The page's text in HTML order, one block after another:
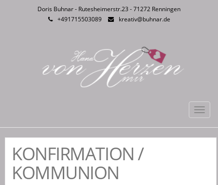
Doris Buhnar - Rutesheimerstr.23 - 71272 Renningen
+491715503089
kreativ@buhnar.de
KONFIRMATION /
KOMMUNION